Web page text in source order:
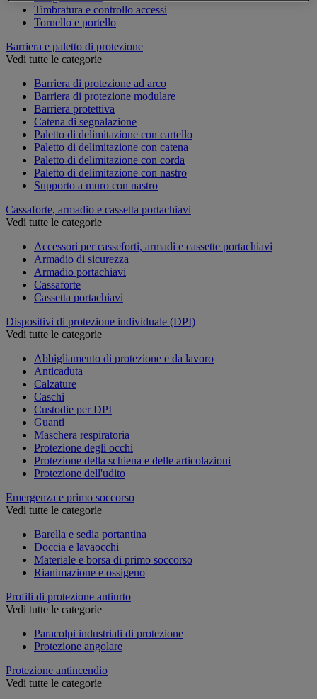
Timbratura e controllo accessi
Tornello e portello
Barriera e paletto di protezione
Vedi tutte le categorie
Barriera di protezione ad arco
Barriera di protezione modulare
Barriera protettiva
Catena di segnalazione
Paletto di delimitazione con cartello
Paletto di delimitazione con catena
Paletto di delimitazione con corda
Paletto di delimitazione con nastro
Supporto a muro con nastro
Cassaforte, armadio e cassetta portachiavi
Vedi tutte le categorie
Accessori per casseforti, armadi e cassette portachiavi
Armadio di sicurezza
Armadio portachiavi
Cassaforte
Cassetta portachiavi
Dispositivi di protezione individuale (DPI)
Vedi tutte le categorie
Abbigliamento di protezione e da lavoro
Anticaduta
Calzature
Caschi
Custodie per DPI
Guanti
Maschera respiratoria
Protezione degli occhi
Protezione della schiena e delle articolazioni
Protezione dell'udito
Emergenza e primo soccorso
Vedi tutte le categorie
Barella e sedia portantina
Doccia e lavaocchi
Materiale e borsa di primo soccorso
Rianimazione e ossigeno
Profili di protezione antiurto
Vedi tutte le categorie
Paracolpi industriali di protezione
Protezione angolare
Protezione antincendio
Vedi tutte le categorie